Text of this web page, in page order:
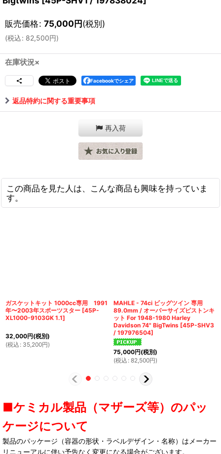
販売価格: 75,000円(税別)
(税込: 82,500円)
在庫状況×
Facebookでシェア
返品特約に関する重要事項
再入荷
この商品を見た人は、こんな商品も興味を持っていま
す。
ガスケットキット 1000cc専用 1991
年〜2003年スポーツスター [45P-
XL1000-9103GK 1.1]
32,000円(税別)
(税込 : 35,200円)
MAHLE - 74ci ビッグツイン 専用
89.0mm / オーバーサイズピストンキ
ット For 1948-1980 Harley
Davidson 74" BigTwins [45P-SHV3
/ 197976504]
75,000円(税別)
(税込 : 82,500円)
■ケミカル製品（マザーズ等）のパッ
ケージについて
製品のパッケージ（容器の形状・ラベルデザイン・名称）はメーカー
リニューアルに伴い予告なく変更になる場合がございます。